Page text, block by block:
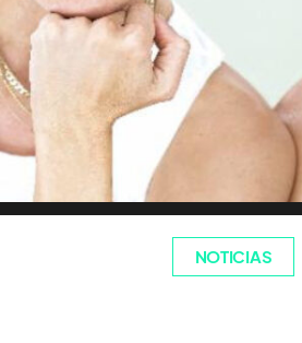
NOTICIAS